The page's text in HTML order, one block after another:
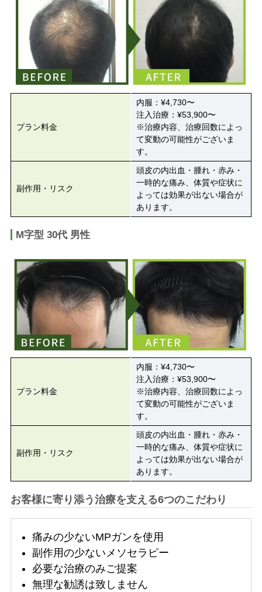
プラン料金
内服：¥4,730〜
注入治療：¥53,900〜
※治療内容、治療回数によっ
て変動の可能性がございま
す。
副作用・リスク
頭皮の内出血・腫れ・赤み・
一時的な痛み、体質や症状に
よっては効果が出ない場合が
あります。
M字型 30代 男性
プラン料金
内服：¥4,730〜
注入治療：¥53,900〜
※治療内容、治療回数によっ
て変動の可能性がございま
す。
副作用・リスク
頭皮の内出血・腫れ・赤み・
一時的な痛み、体質や症状に
よっては効果が出ない場合が
あります。
お客様に寄り添う治療を支える6つのこだわり
痛みの少ないMPガンを使用
副作用の少ないメソセラピー
必要な治療のみご提案
無理な勧誘は致しません